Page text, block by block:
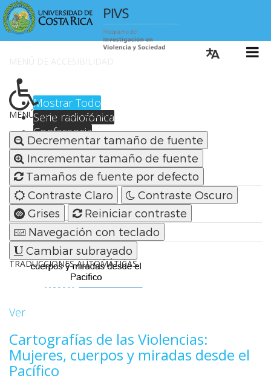
MENÚ DE ACCESIBILIDAD
Decrementar tamaño de fuente
Incrementar tamaño de fuente
Tamaños de fuente por defecto
Contraste Claro
Contraste Oscuro
Grises
Reiniciar contraste
Navegación con teclado
Cambiar subrayado
TRADUCCIONES AUTOMÁTICAS
Mostrar Todo
Serie radiofónica
Conferencia
Mesa Redonda
Jornada
Simposio
Congreso
Ver
Cartografías de las Violencias:
Mujeres, cuerpos y miradas desde el
Pacífico